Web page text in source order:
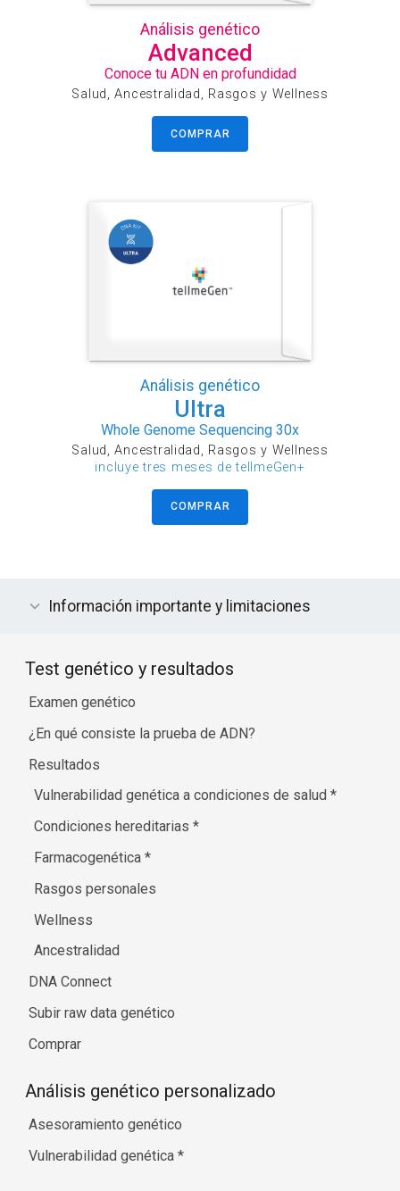
Análisis genético
Advanced
Conoce tu ADN en profundidad
Salud, Ancestralidad, Rasgos y Wellness
COMPRAR
Análisis genético
Ultra
Whole Genome Sequencing 30x
Salud, Ancestralidad, Rasgos y Wellness
incluye tres meses de tellmeGen+
COMPRAR
Información importante y limitaciones
Test genético y resultados
Examen genético
¿En qué consiste la prueba de ADN?
Resultados
Vulnerabilidad genética a condiciones de salud*
Condiciones hereditarias*
Farmacogenética*
Rasgos personales
Wellness
Ancestralidad
DNA Connect
Subir raw data genético
Comprar
Análisis genético personalizado
Asesoramiento genético
Vulnerabilidad genética *